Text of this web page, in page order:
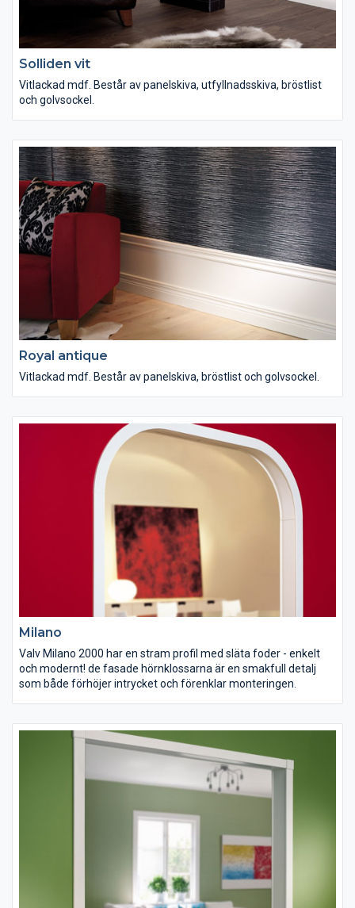
Solliden vit
Vitlackad mdf. Består av panelskiva, utfyllnadsskiva, bröstlist
och golvsockel.
Royal antique
Vitlackad mdf. Består av panelskiva, bröstlist och golvsockel.
Milano
Valv Milano 2000 har en stram profil med släta foder - enkelt
och modernt! de fasade hörnklossarna är en smakfull detalj
som både förhöjer intrycket och förenklar monteringen.